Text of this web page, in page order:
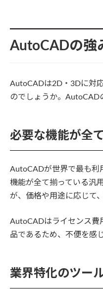
AutoCADの強
AutoCADは2D・3Dに対
のでしょうか。AutoCAD
必要な機能が全
AutoCADが世界で最も利
機能が全て揃っている汎
が、価格や用途に応じて
AutoCADはライセンス費
品であるため、不便を感
業界特化のツー